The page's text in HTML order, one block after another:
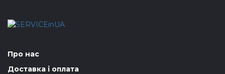
Про нас
Доставка і оплата